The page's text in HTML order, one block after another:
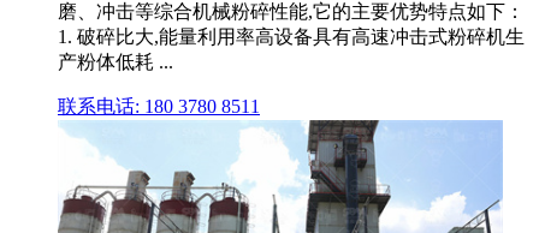
磨、冲击等综合机械粉碎性能,它的主要优势特点如下：
1. 破碎比大,能量利用率高设备具有高速冲击式粉碎机生
产粉体低耗 ...
联系电话: 180 3780 8511